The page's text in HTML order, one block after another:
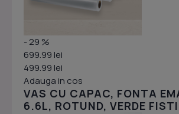
- 29 %
699.99 lei
499.99 lei
Adauga in cos
VAS CU CAPAC, FONTA
6.6L, ROTUND, VERDE